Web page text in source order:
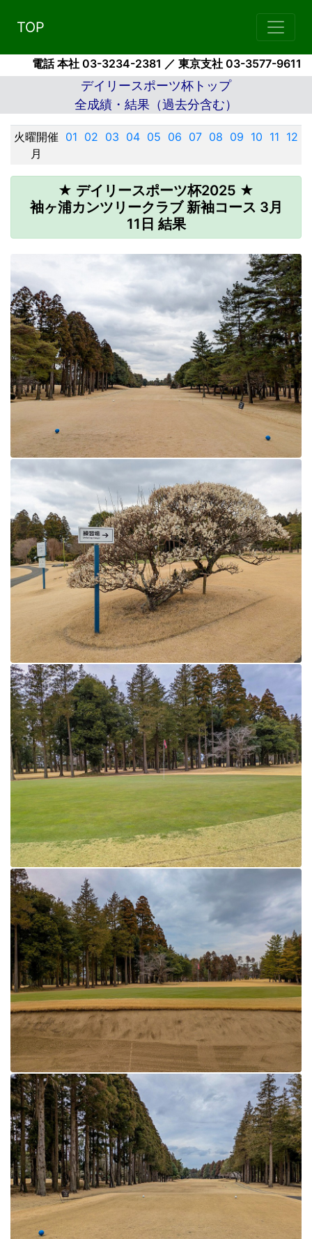
TOP
電話 本社 03-3234-2381 ／ 東京支社 03-3577-9611
デイリースポーツ杯トップ
全成績・結果（過去分含む）
火曜開催
月
01 02 03 04 05 06 07 08 09 10 11 12
★ デイリースポーツ杯2025 ★
袖ヶ浦カンツリークラブ 新袖コース 3月
11日 結果